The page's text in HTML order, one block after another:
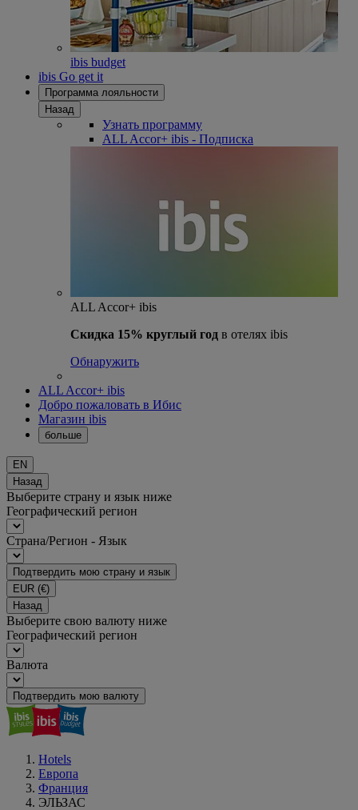
ibis budget
ibis Go get it
Программа лояльности
Назад
Узнать программу
ALL Accor+ ibis - Подписка
ALL Accor+ ibis
Скидка 15% круглый год в отелях ibis
Обнаружить
ALL Accor+ ibis
Добро пожаловать в Ибис
Магазин ibis
больше
EN
Назад
Выберите страну и язык ниже
Географический регион
Страна/Регион - Язык
Подтвердить мою страну и язык
EUR (€)
Назад
Выберите свою валюту ниже
Географический регион
Валюта
Подтвердить мою валюту
Hotels
Европа
Франция
ЭЛЬЗАС